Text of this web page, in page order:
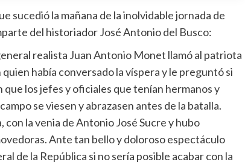
sucedió la mañana de la inolvidable jornada de
del historiador José Antonio del Busco:
realista Juan Antonio Monet llamó al patriota
había conversado la víspera y le preguntó si
los jefes y oficiales que tenían hermanos y
se viesen y abrazasen antes de la batalla.
con la venia de Antonio José Sucre y hubo
Ante tan bello y doloroso espectáculo
de la República si no sería posible acabar con la